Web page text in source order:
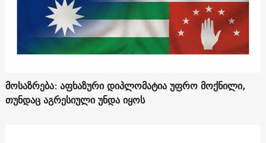
მოსაზრება: აფხაზური დიპლომატია უფრო მოქნილი,
თუნდაც აგრესიული უნდა იყოს